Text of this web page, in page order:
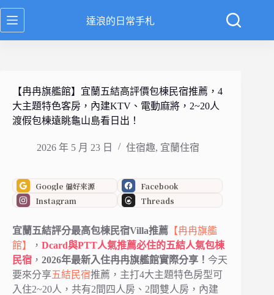
跳
至
達浪的日常手札
【冉冉旗艦館】宜蘭五結高評價包棟民宿推薦，4
大主題特色客房，內建KTV、電動麻將，2~20人
渡假包棟遠眺龜山島看日出！
2026 年 5 月 23 日 住宿趣, 宜蘭住宿
Google 偏好來源
Facebook
Instagram
Threads
宜蘭五結評分最高包棟民宿Villa推薦 【冉冉旗艦
館】
， Dcard與PTT人氣推薦必住的五結人氣包棟
民宿 ， 2026年最新入住冉冉旗艦館實際分享！ 今天
要來分享五結民宿推薦，主打4大主題特色房型可
入住2~20人，共有2間四人房、2間雙人房，內建